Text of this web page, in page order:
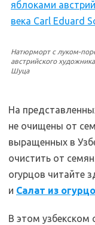
Натюрморт с луком-
австрийского
Шуца
На
не очищены от
выращенных в
очистить от
огурцов читайте
и Салат из
В этом узбекском